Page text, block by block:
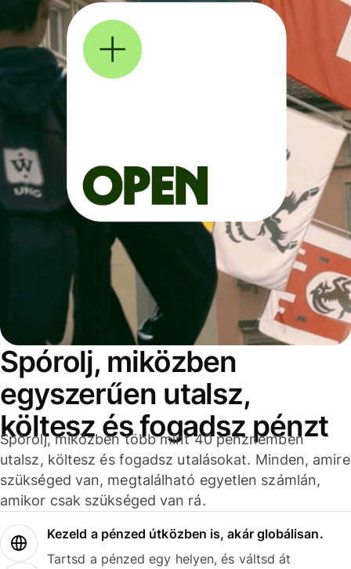
Spórolj, miközben
egyszerűen utalsz,
költesz és fogadsz pénzt
Spórolj, miközben több mint 40 pénznemben
utalsz, költesz és fogadsz utalásokat. Minden, amire
szükséged van, megtalálható egyetlen számlán,
amikor csak szükséged van rá.
Kezeld a pénzed útközben is, akár globálisan.
Tartsd a pénzed egy helyen, és váltsd át